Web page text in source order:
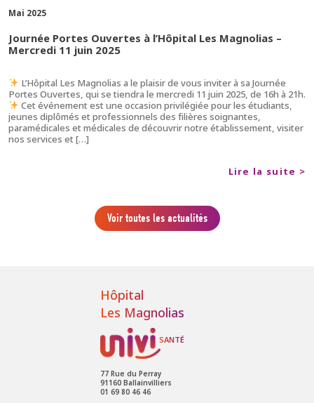
Mai 2025
Journée Portes Ouvertes à l’Hôpital Les Magnolias –
Mercredi 11 juin 2025
L’Hôpital Les Magnolias a le plaisir de vous inviter à sa Journée
Portes Ouvertes, qui se tiendra le mercredi 11 juin 2025, de 16h à 21h.
Cet événement est une occasion privilégiée pour les étudiants,
jeunes diplômés et professionnels des filières soignantes,
paramédicales et médicales de découvrir notre établissement, visiter
nos services et […]
Lire la suite >
Voir toutes les actualités
Hôpital
Les Magnolias
77 Rue du Perray
91160 Ballainvilliers
01 69 80 46 46